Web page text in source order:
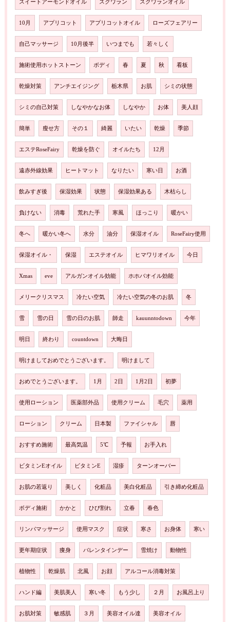
スイートアーモンドオイル スクワラン スクワランオイル
10月 アプリコット アプリコットオイル ローズフェアリー
自己マッサージ 10月後半 いつまでも 若々しく
施術使用ホットストーン ボディ 春 夏 秋 看板
乾燥対策 アンチエイジング 栃木県 お肌 シミの状態
シミの自己対策 しなやかなお体 しなやか お体 美人顔
簡単 瘦せ方 その１ 綺麗 いたい 乾燥 季節
エステRoseFairy 乾燥を防ぐ オイルたち 12月
遠赤外線効果 ヒートマット なりたい 寒い日 お酒
飲みすぎ後 保湿効果 状態 保湿効果ある 木枯らし
負けない 消毒 荒れた手 寒風 ほっこり 暖かい
冬へ 暖かい冬へ 水分 油分 保湿オイル RoseFairy使用
保湿オイル・ 保湿 エステオイル ヒマワリオイル 今日
Xmas eve アルガンオイル効能 ホホバオイル効能
メリークリスマス 冷たい空気 冷たい空気の冬のお肌 冬
雪 雪の日 雪の日のお肌 師走 kauunntodown 今年
明日 終わり countdown 大晦日
明けましておめでとうございます。 明けまして
おめでとうございます。 1月 2日 1月2日 初夢
使用ローション 医薬部外品 使用クリーム 毛穴 薬用
ローション クリーム 日本製 ファイシャル 唇
おすすめ施術 最高気温 5℃ 予報 お手入れ
ビタミンEオイル ビタミンE 湿疹 ターンオーバー
お肌の若返り 美しく 化粧品 美白化粧品 引き締め化粧品
ボディ施術 かかと ひび割れ 立春 春色
リンパマッサージ 使用マスク 症状 寒さ お身体 寒い
更年期症状 痩身 バレンタインデー 雪焼け 動物性
植物性 乾燥肌 北風 お顔 アルコール消毒対策
ハンド編 美肌美人 寒い冬 もう少し ２月 お風呂上り
お肌対策 敏感肌 ３月 美容オイル達 美容オイル